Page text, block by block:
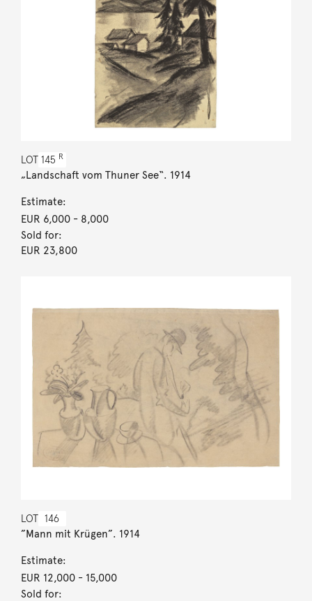
LOT 145 R
„Landschaft vom Thuner See“. 1914
Estimate:
EUR 6,000- 8,000
Sold for:
EUR 23,800
LOT 146
”Mann mit Krügen”. 1914
Estimate:
EUR 12,000- 15,000
Sold for: